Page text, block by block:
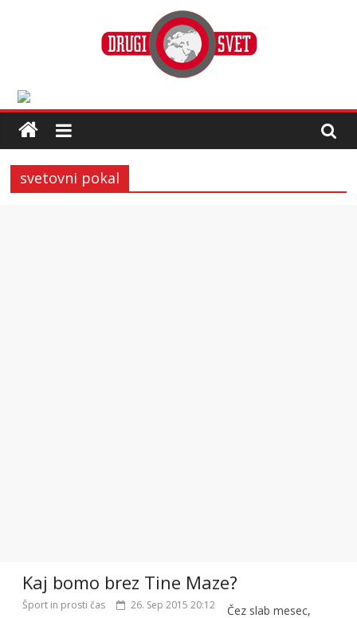
svetovni pokal
Kaj bomo brez Tine Maze?
Šport in prosti čas 26. Sep 2015 20:12
Čez slab mesec,